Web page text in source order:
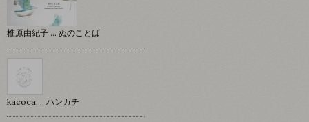
椎原由紀子 ... ぬのことば
kacoca ... ハンカチ